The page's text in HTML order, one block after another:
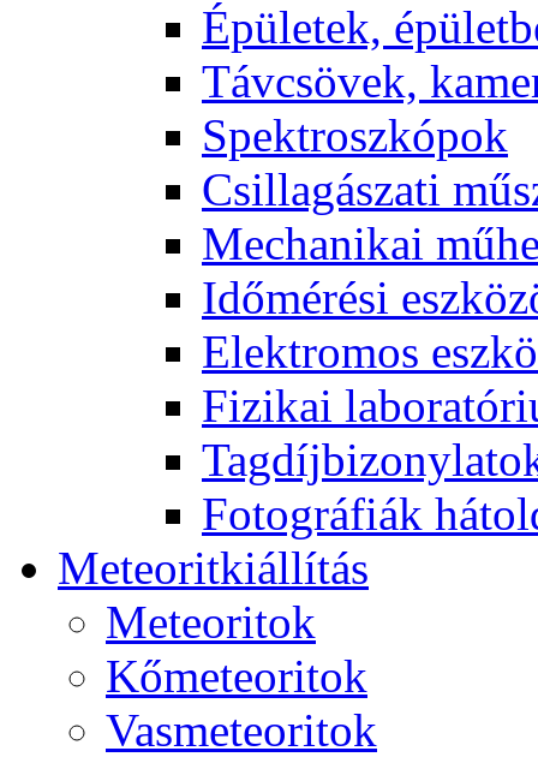
Épü­le­tek,
Táv­csö­vek,
Spekt­rosz­kó­pok
Csil­la­gá­sza­ti
Me­cha­ni­kai
Idő­mé­ré­si
Elekt­ro­mos
Fi­zi­kai
Fo­tog­rá­fi­ák
Me­te­o­rit­ki­ál­lí­tás
Me­te­o­ri­tok
Kő­me­te­o­ri­tok
Vas­me­te­o­ri­tok